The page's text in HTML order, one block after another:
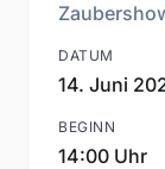
DATUM
14. Juni
BEGINN
14:00 Uhr